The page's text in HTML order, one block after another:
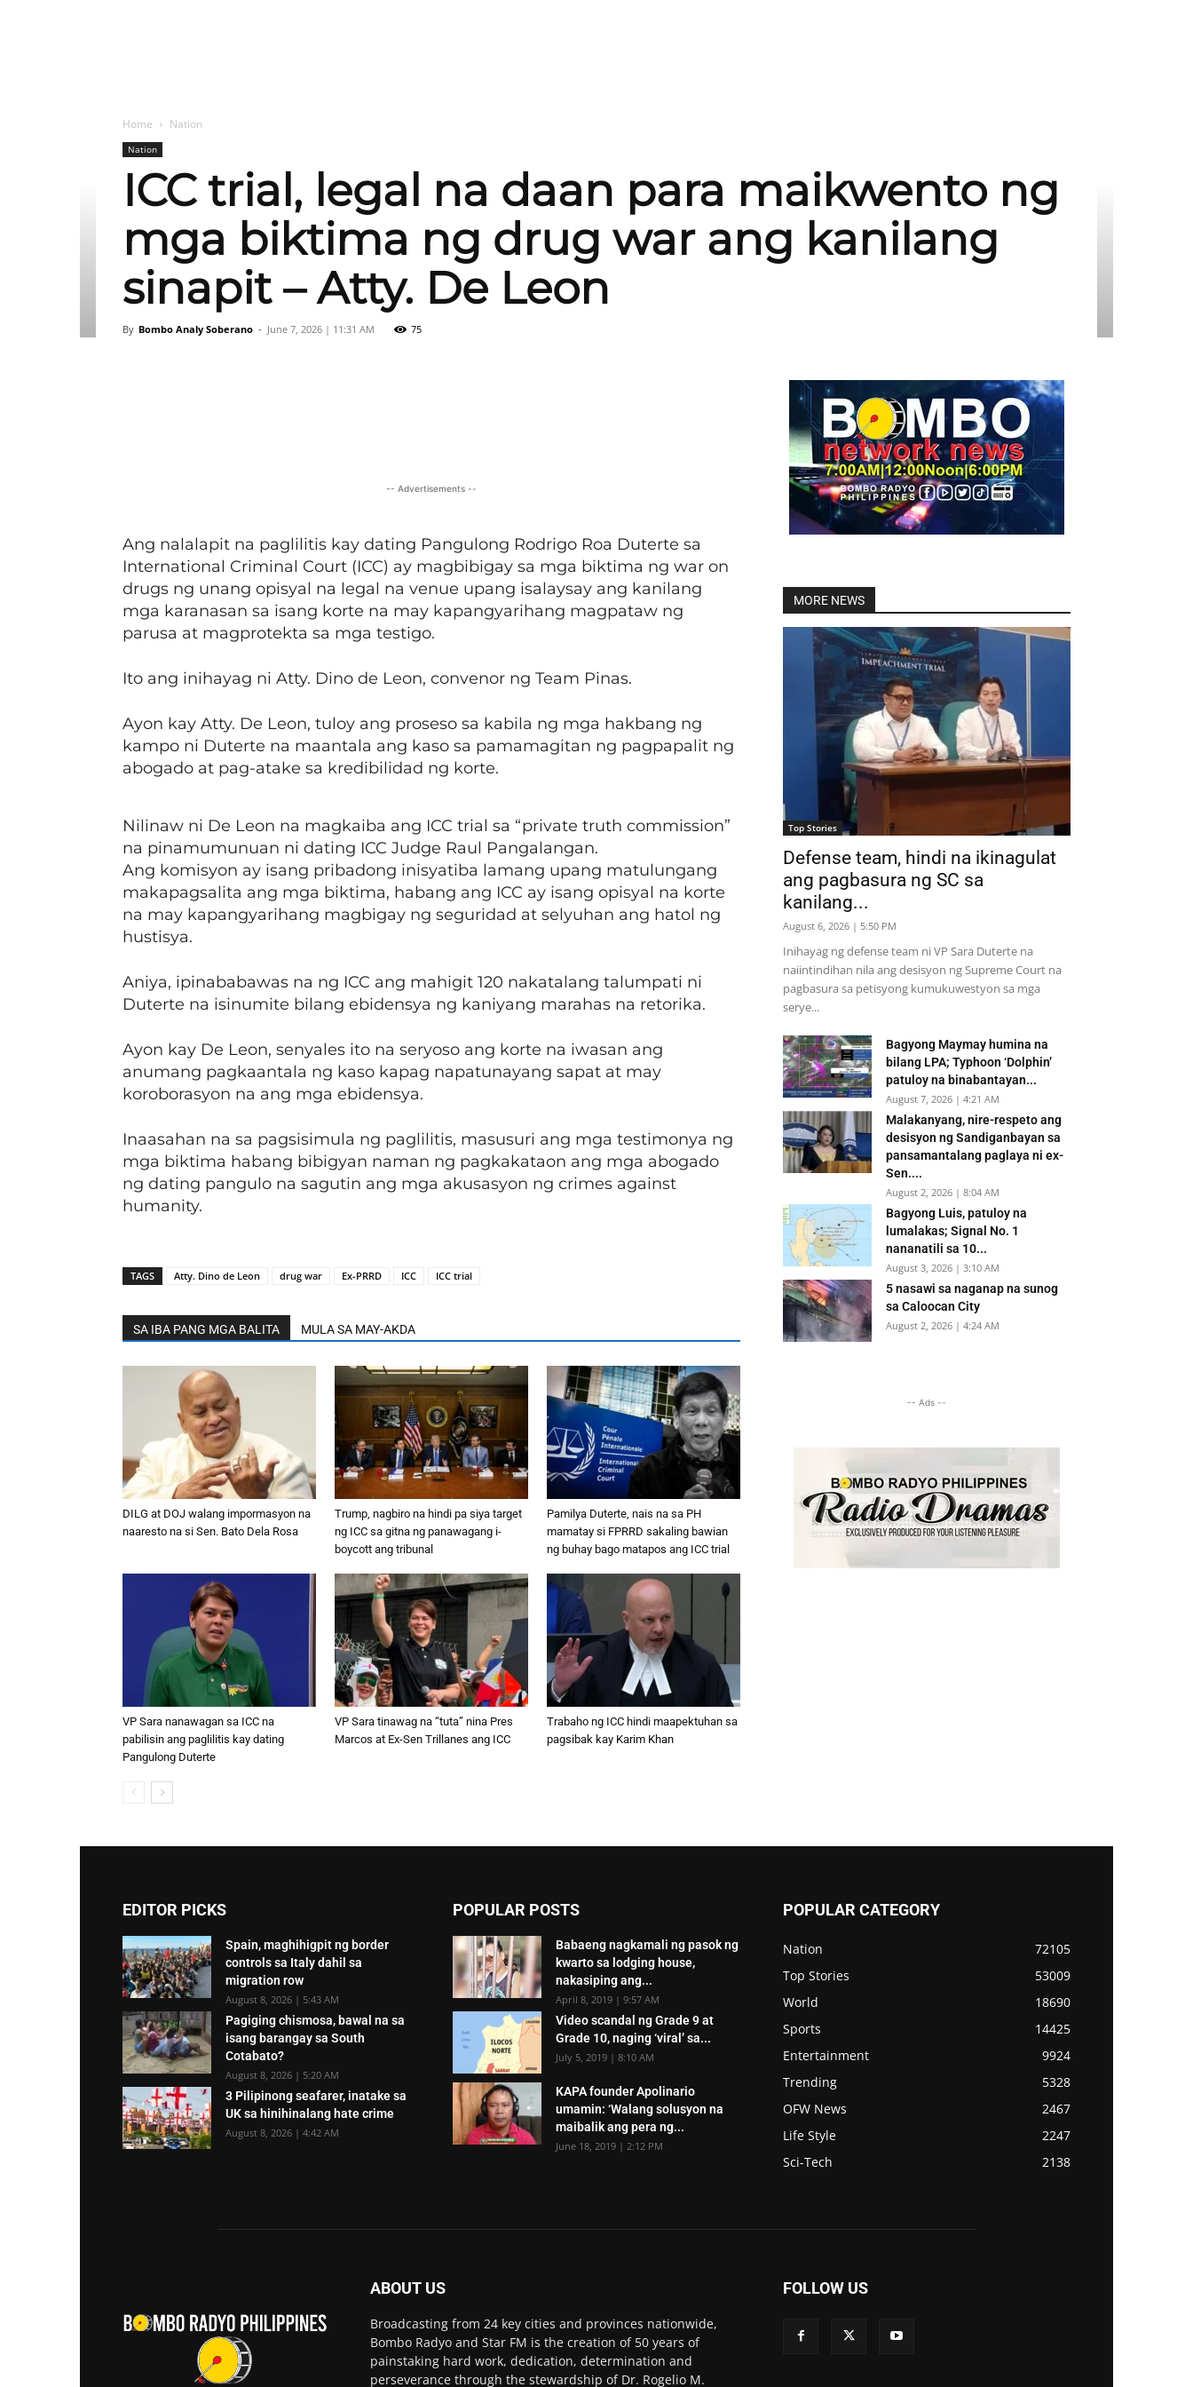
Home Nation
Nation
ICC trial, legal na daan para maikwento ng
mga biktima ng drug war ang kanilang
sinapit – Atty. De Leon
By Bombo Analy Soberano - June 7, 2026 | 11:31 AM 75
Linkedin
-- Advertisements --
Ang nalalapit na paglilitis kay dating Pangulong Rodrigo Roa Duterte sa
International Criminal Court (ICC) ay magbibigay sa mga biktima ng war on
drugs ng unang opisyal na legal na venue upang isalaysay ang kanilang
mga karanasan sa isang korte na may kapangyarihang magpataw ng
parusa at magprotekta sa mga testigo.
Ito ang inihayag ni Atty. Dino de Leon, convenor ng Team Pinas.
Ayon kay Atty. De Leon, tuloy ang proseso sa kabila ng mga hakbang ng
kampo ni Duterte na maantala ang kaso sa pamamagitan ng pagpapalit ng
abogado at pag-atake sa kredibilidad ng korte.
Nilinaw ni De Leon na magkaiba ang ICC trial sa “private truth commission”
na pinamumunuan ni dating ICC Judge Raul Pangalangan.
Ang komisyon ay isang pribadong inisyatiba lamang upang matulungang
makapagsalita ang mga biktima, habang ang ICC ay isang opisyal na korte
na may kapangyarihang magbigay ng seguridad at selyuhan ang hatol ng
hustisya.
Aniya, ipinababawas na ng ICC ang mahigit 120 nakatalang talumpati ni
Duterte na isinumite bilang ebidensya ng kaniyang marahas na retorika.
Ayon kay De Leon, senyales ito na seryoso ang korte na iwasan ang
anumang pagkaantala ng kaso kapag napatunayang sapat at may
koroborasyon na ang mga ebidensya.
Inaasahan na sa pagsisimula ng paglilitis, masusuri ang mga testimonya ng
mga biktima habang bibigyan naman ng pagkakataon ang mga abogado
ng dating pangulo na sagutin ang mga akusasyon ng crimes against
humanity.
TAGS Atty. Dino de Leon drug war Ex-PRRD ICC ICC trial
SA IBA PANG MGA BALITA MULA SA MAY-AKDA
DILG at DOJ walang impormasyon na
naaresto na si Sen. Bato Dela Rosa
Trump, nagbiro na hindi pa siya target
ng ICC sa gitna ng panawagang i-
boycott ang tribunal
Pamilya Duterte, nais na sa PH
mamatay si FPRRD sakaling bawian
ng buhay bago matapos ang ICC trial
VP Sara nanawagan sa ICC na
pabilisin ang paglilitis kay dating
Pangulong Duterte
VP Sara tinawag na “tuta” nina Pres
Marcos at Ex-Sen Trillanes ang ICC
Trabaho ng ICC hindi maapektuhan sa
pagsibak kay Karim Khan
MORE NEWS
Top Stories
Defense team, hindi na ikinagulat
ang pagbasura ng SC sa
kanilang...
August 6, 2026 | 5:50 PM
Inihayag ng defense team ni VP Sara Duterte na
naiintindihan nila ang desisyon ng Supreme Court na
pagbasura sa petisyong kumukuwestyon sa mga
serye...
Bagyong Maymay humina na
bilang LPA; Typhoon ‘Dolphin’
patuloy na binabantayan...
August 7, 2026 | 4:21 AM
Malakanyang, nire-respeto ang
desisyon ng Sandiganbayan sa
pansamantalang paglaya ni ex-
Sen....
August 2, 2026 | 8:04 AM
Bagyong Luis, patuloy na
lumalakas; Signal No. 1
nananatili sa 10...
August 3, 2026 | 3:10 AM
5 nasawi sa naganap na sunog
sa Caloocan City
August 2, 2026 | 4:24 AM
-- Ads --
EDITOR PICKS
Spain, maghihigpit ng border
controls sa Italy dahil sa
migration row
August 8, 2026 | 5:43 AM
Pagiging chismosa, bawal na sa
isang barangay sa South
Cotabato?
August 8, 2026 | 5:20 AM
3 Pilipinong seafarer, inatake sa
UK sa hinihinalang hate crime
August 8, 2026 | 4:42 AM
POPULAR POSTS
Babaeng nagkamali ng pasok ng
kwarto sa lodging house,
nakasiping ang...
April 8, 2019 | 9:57 AM
Video scandal ng Grade 9 at
Grade 10, naging ‘viral’ sa...
July 5, 2019 | 8:10 AM
KAPA founder Apolinario
umamin: ‘Walang solusyon na
maibalik ang pera ng...
June 18, 2019 | 2:12 PM
POPULAR CATEGORY
Nation
72105
Top Stories
53009
World
18690
Sports
14425
Entertainment
9924
Trending
5328
OFW News
2467
Life Style
2247
Sci-Tech
2138
ABOUT US
Broadcasting from 24 key cities and provinces nationwide,
Bombo Radyo and Star FM is the creation of 50 years of
painstaking hard work, dedication, determination and
perseverance through the stewardship of Dr. Rogelio M.
FOLLOW US